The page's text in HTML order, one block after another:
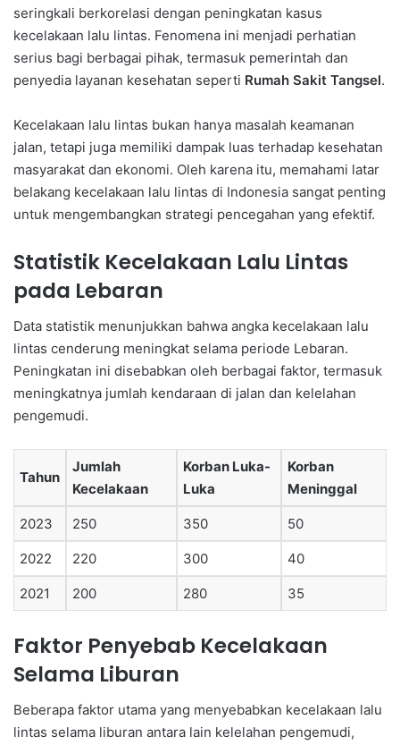
seringkali berkorelasi dengan peningkatan kasus
kecelakaan lalu lintas. Fenomena ini menjadi perhatian
serius bagi berbagai pihak, termasuk pemerintah dan
penyedia layanan kesehatan seperti Rumah Sakit Tangsel.
Kecelakaan lalu lintas bukan hanya masalah keamanan
jalan, tetapi juga memiliki dampak luas terhadap kesehatan
masyarakat dan ekonomi. Oleh karena itu, memahami latar
belakang kecelakaan lalu lintas di Indonesia sangat penting
untuk mengembangkan strategi pencegahan yang efektif.
Statistik Kecelakaan Lalu Lintas
pada Lebaran
Data statistik menunjukkan bahwa angka kecelakaan lalu
lintas cenderung meningkat selama periode Lebaran.
Peningkatan ini disebabkan oleh berbagai faktor, termasuk
meningkatnya jumlah kendaraan di jalan dan kelelahan
pengemudi.
Tahun
Jumlah
Kecelakaan
Korban Luka-
Luka
Korban
Meninggal
2023 250 350 50
2022 220 300 40
2021 200 280 35
Faktor Penyebab Kecelakaan
Selama Liburan
Beberapa faktor utama yang menyebabkan kecelakaan lalu
lintas selama liburan antara lain kelelahan pengemudi,